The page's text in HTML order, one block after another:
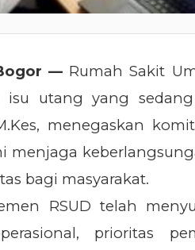
— Rumah Sakit
isu utang yang
menegaskan
menjaga
bagi masyarakat.
RSUD telah
prioritas